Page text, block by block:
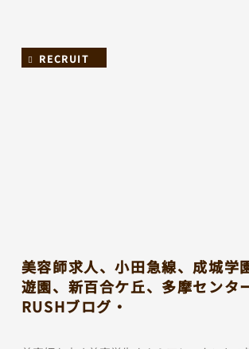
RECRUIT
美容師求人、小田急線、成城学
遊園、新百合ケ丘、多摩センタ
RUSHブログ・